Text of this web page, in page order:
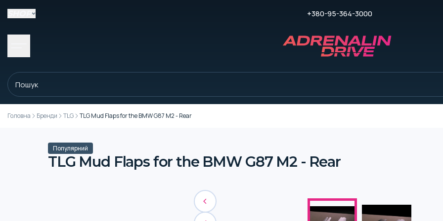
+380-95-364-3000
Головна Бренди TLG TLG Mud Flaps for the BMW G87 M2 - Rear
Популярний
TLG Mud Flaps for the BMW G87 M2 - Rear